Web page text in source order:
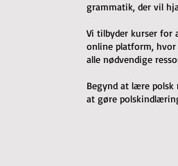
grammatik, der vil
Vi tilbyder kurser for
online platform,
alle nødvendige
Begynd at lære polsk
at gøre